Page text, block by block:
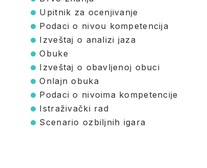
Upitnik za ocenjivanje
Podaci o nivou kompetencija
Izveštaj o analizi jaza
Obuke
Izveštaj o obavljenoj obuci
Onlajn obuka
Podaci o nivoima kompetencije
Istraživački rad
Scenario ozbiljnih igara